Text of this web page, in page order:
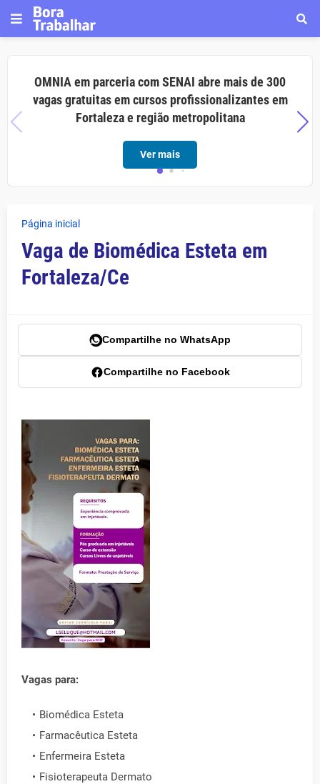
OMNIA em parceria com SENAI abre mais de 300
vagas gratuitas em cursos profissionalizantes em
Fortaleza e região metropolitana
Ver mais
Página inicial
Vaga de Biomédica Esteta em
Fortaleza/Ce
Compartilhe no WhatsApp
Compartilhe no Facebook
Vagas para:
Biomédica Esteta
Farmacêutica Esteta
Enfermeira Esteta
Fisioterapeuta Dermato